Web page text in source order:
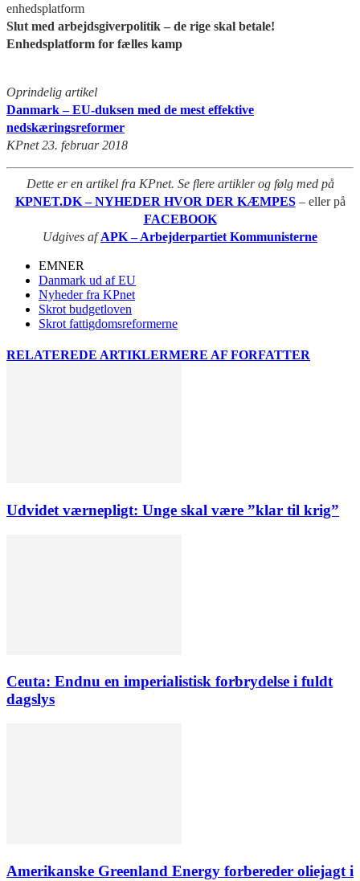
enhedsplatform
Slut med arbejdsgiverpolitik – de rige skal betale!
Enhedsplatform for fælles kamp
Oprindelig artikel
Danmark – EU-duksen med de mest effektive
nedskæringsreformer
KPnet 23. februar 2018
Dette er en artikel fra KPnet. Se flere artikler og følg med på
KPNET.DK – NYHEDER HVOR DER KÆMPES – eller på
FACEBOOK
Udgives afAPK – Arbejderpartiet Kommunisterne
EMNER
Danmark ud af EU
Nyheder fra KPnet
Skrot budgetloven
Skrot fattigdomsreformerne
RELATEREDE ARTIKLERMERE AF FORFATTER
Udvidet værnepligt: Unge skal være ”klar til krig”
Ceuta: Endnu en imperialistisk forbrydelse i fuldt
dagslys
Amerikanske Greenland Energy forbereder oliejagt i